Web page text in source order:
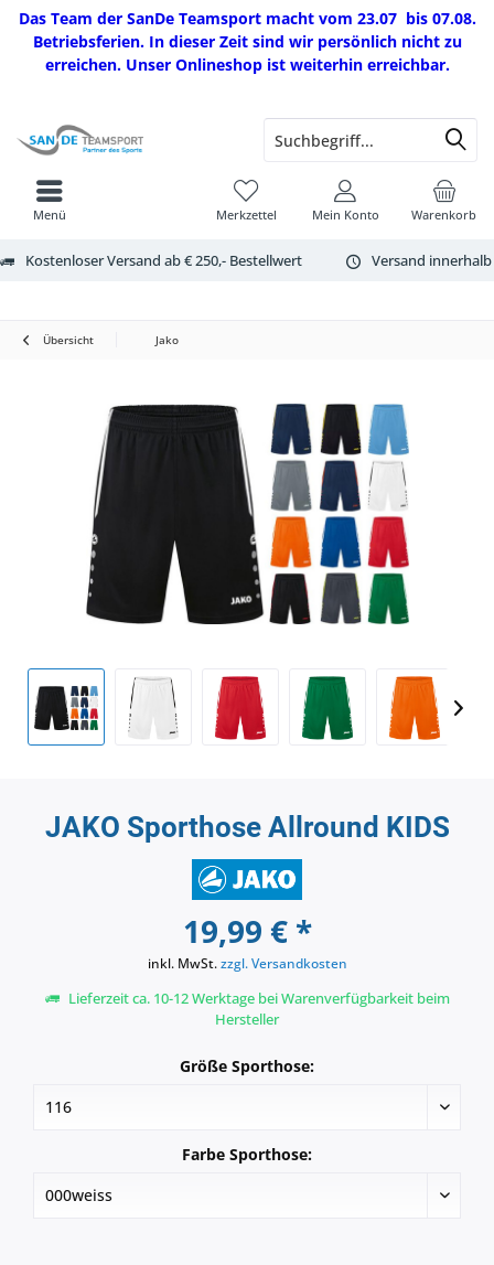
Das Team der SanDe Teamsport macht vom 23.07 bis 07.08.
Betriebsferien. In dieser Zeit sind wir persönlich nicht zu
erreichen. Unser Onlineshop ist weiterhin erreichbar.
Kostenloser Versand ab € 250,- Bestellwert Versand
Warenkorb
Merkzettel Mein Konto
Menü
Übersicht Jako
JAKO Sporthose Allround KIDS
19,99 € *
inkl. MwSt.zzgl. Versandkosten
Lieferzeit ca. 10-12 Werktage bei Warenverfügbarkeit beim
Hersteller
Größe Sporthose:
Farbe Sporthose: